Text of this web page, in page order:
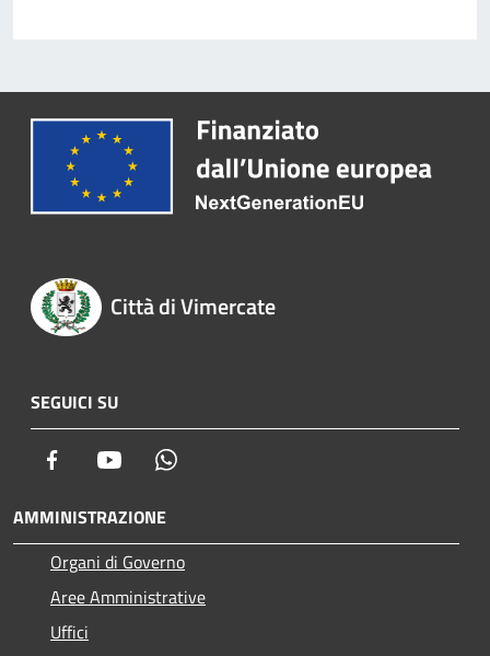
Città di Vimercate
SEGUICI SU
Facebook Youtube
AMMINISTRAZIONE
Organi di Governo
Aree Amministrative
Uffici